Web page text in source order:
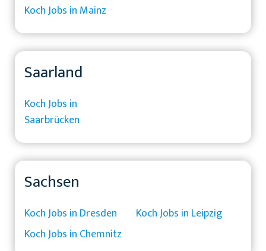
Koch Jobs in Mainz
Saarland
Koch Jobs in
Saarbrücken
Sachsen
Koch Jobs in Dresden
Koch Jobs in Leipzig
Koch Jobs in Chemnitz